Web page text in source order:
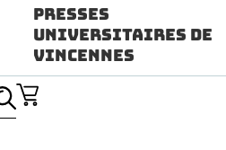
Presses
Universitaires de
Vincennes